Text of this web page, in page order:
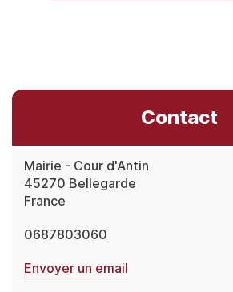
Contact
Mairie - Cour d'Antin
45270 Bellegarde
France
0687803060
Envoyer un email